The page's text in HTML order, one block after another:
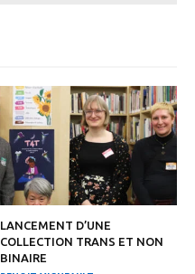
LANCEMENT D’UNE
COLLECTION TRANS ET NON
BINAIRE